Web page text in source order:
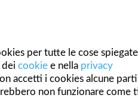
per tutte le cose spiegate
dei cookie e nella privacy
accetti i cookies alcune parti
non funzionare come